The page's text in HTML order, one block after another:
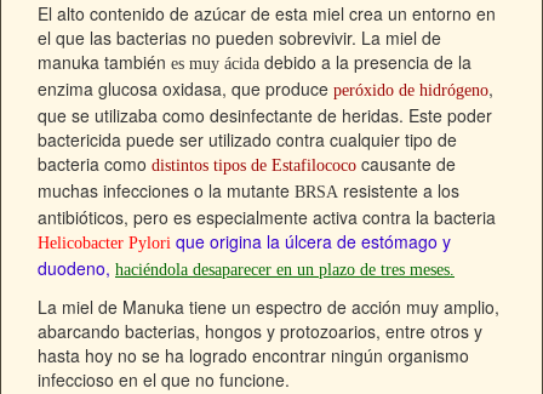
El alto contenido de azúcar de esta miel crea un entorno en
el que las bacterias no pueden sobrevivir. La miel de
manuka también es muy ácida debido a la presencia de la
enzima glucosa oxidasa, que produce peróxido de hidrógeno,
que se utilizaba como desinfectante de heridas. Este poder
bactericida puede ser utilizado contra cualquier tipo de
bacteria como distintos tipos de Estafilococo causante de
muchas infecciones o la mutante BRSA resistente a los
antibióticos, pero es especialmente activa contra la bacteria
Helicobacter Pylori que origina la úlcera de estómago y
duodeno, haciéndola desaparecer en un plazo de tres meses.
La miel de Manuka tiene un espectro de acción muy amplio,
abarcando bacterias, hongos y protozoarios, entre otros y
hasta hoy no se ha logrado encontrar ningún organismo
infeccioso en el que no funcione.